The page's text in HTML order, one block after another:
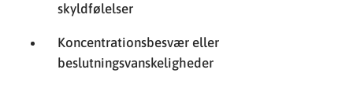
skyldfølelser
Koncentrationsbesvær eller
beslutningsvanskeligheder